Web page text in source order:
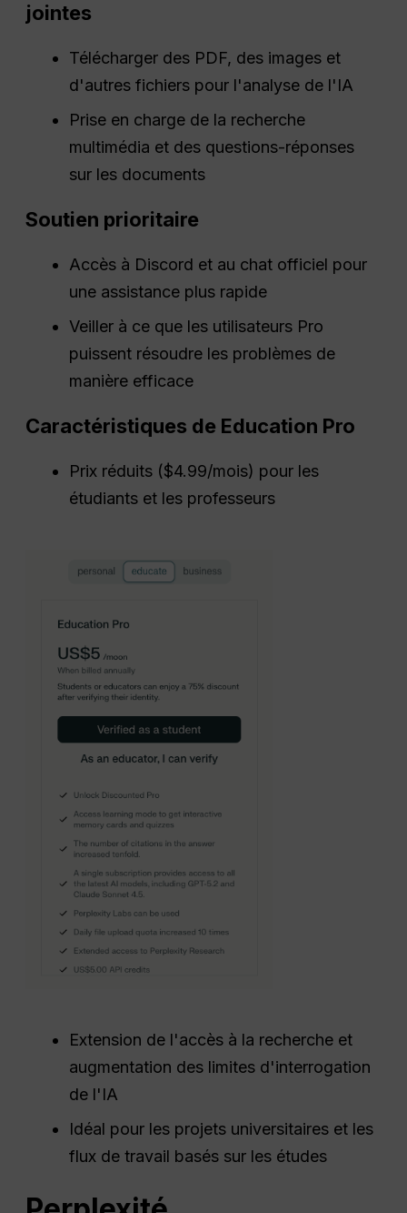
jointes
Télécharger des PDF, des images et
d'autres fichiers pour l'analyse de l'IA
Prise en charge de la recherche
multimédia et des questions-réponses
sur les documents
Soutien prioritaire
Accès à Discord et au chat officiel pour
une assistance plus rapide
Veiller à ce que les utilisateurs Pro
puissent résoudre les problèmes de
manière efficace
Caractéristiques de Education Pro
Prix réduits ($4.99/mois) pour les
étudiants et les professeurs
Extension de l'accès à la recherche et
augmentation des limites d'interrogation
de l'IA
Idéal pour les projets universitaires et les
flux de travail basés sur les études